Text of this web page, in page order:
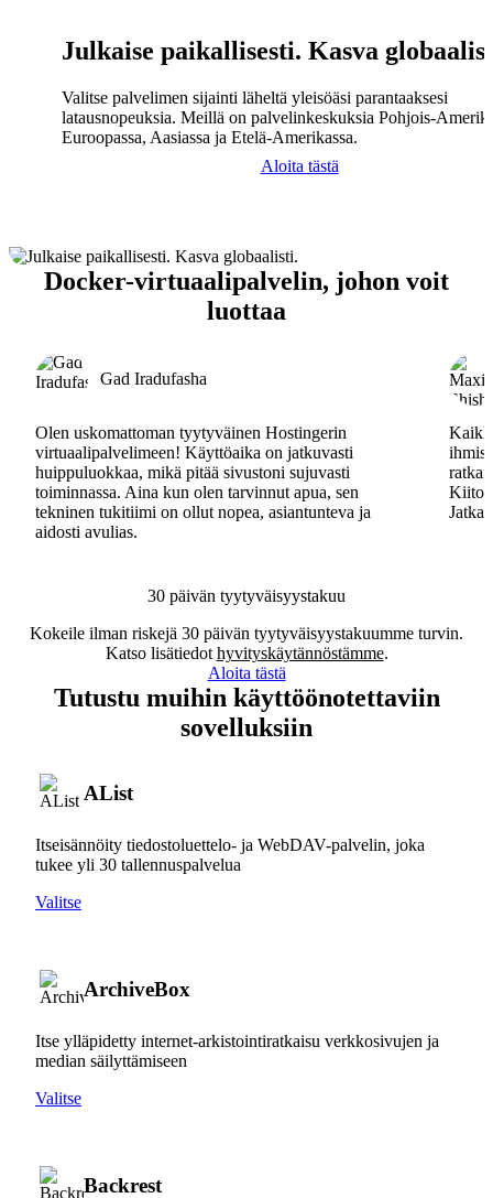
Julkaise paikallisesti. Kasva
Valitse palvelimen sijainti läheltä yleisöäsi parantaaksesi
latausnopeuksia. Meillä on palvelinkeskuksia Pohjois-
Euroopassa, Aasiassa ja Etelä-Amerikassa.
Aloita tästä
Docker-virtuaalipalvelin, johon voit
luottaa
Gad Iradufasha
Olen uskomattoman tyytyväinen Hostingerin
virtuaalipalvelimeen! Käyttöaika on jatkuvasti
huippuluokkaa, mikä pitää sivustoni sujuvasti
toiminnassa. Aina kun olen tarvinnut apua, sen
tekninen tukitiimi on ollut nopea, asiantunteva ja
aidosti avulias.
Kiitos
30 päivän tyytyväisyystakuu
Kokeile ilman riskejä 30 päivän tyytyväisyystakuumme turvin.
Katso lisätiedot hyvityskäytännöstämme.
Aloita tästä
Tutustu muihin käyttöönotettaviin
sovelluksiin
AList
Itseisännöity tiedostoluettelo- ja WebDAV-palvelin, joka
tukee yli 30 tallennuspalvelua
Valitse
ArchiveBox
Itse ylläpidetty internet-arkistointiratkaisu verkkosivujen ja
median säilyttämiseen
Valitse
Backrest